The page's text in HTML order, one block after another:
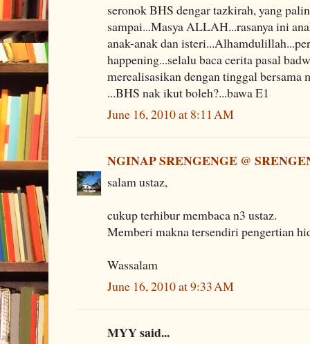
seronok BHS dengar tazkirah, yang
sampai...Masya ALLAH...rasanya ini
anak-anak dan
happening...selalu baca cerita pasal
merealisasikan dengan tinggal bersama
...BHS nak ikut boleh?...bawa E1
June 16, 2010 at 8:11 AM
NGINAP SRENGENGE @
salam ustaz,
cukup terhibur membaca n3 ustaz.
Memberi makna tersendiri pengertian
Wassalam
June 16, 2010 at 9:33 AM
MYY said...